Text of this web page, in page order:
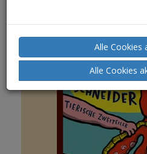
Alle Cookies
Alle Cookies